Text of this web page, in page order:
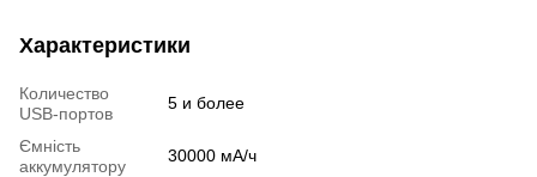
Характеристики
Количество
USB-портов
5 и более
Ємність
аккумулятору
30000 мА/ч